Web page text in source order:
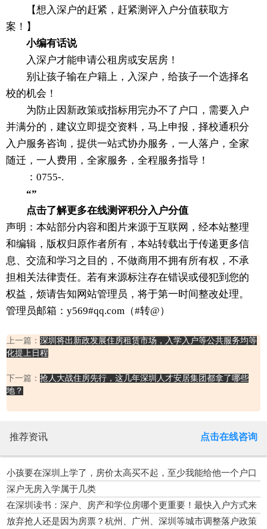
【想入深户的赶紧，赶紧测评入户分值获取方
案！】
小编有话说
入深户才能申请公租房或安居房！
别让孩子输在户籍上，入深户，给孩子一个选择名
校的机会！
为防止因新政策或指标用完办不了户口，需要入户
并满分的，建议立即提交资料，马上申报，择校通积分
入户服务咨询，提供一站式协办服务，一人落户，全家
随迁，一人费用，全家服务，全程服务指导！
：0755-.
“”
点击了解更多在线测评积分入户分值
声明：本站部分内容和图片来源于互联网，经本站整理
和编辑，版权归原作者所有，本站转载出于传递更多信
息、交流和学习之目的，不做商用不拥有所有权，不承
担相关法律责任。若有来源标注存在错误或侵犯到您的
权益，烦请告知网站管理员，将于第一时间整改处理。
管理员邮箱：y569#qq.com（#转@）
上一篇： 深圳将出新政发展住房租赁市场，入学入户等公共服务均等
化提上日程
下一篇： 抢人大战住房先行，这几年深圳人才安居集团都拿了哪些
地？
推荐资讯 点击在线咨询
小孩要在深圳上学了，房价太高买不起，至少我能给他一个户口
深户无房入学属于几类
在深圳读书：深户、房产和学位房哪个更重要！最快入户方式来
了
放弃抢人还是因为房票？杭州、广州、深圳等城市调整落户政策